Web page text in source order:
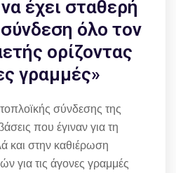
έχει σταθερή
όλο τον
ορίζοντας
γραμμές»
σύνδεσης της
που έγιναν για τη
και στην καθιέρωση
για τις άγονες γραμμές